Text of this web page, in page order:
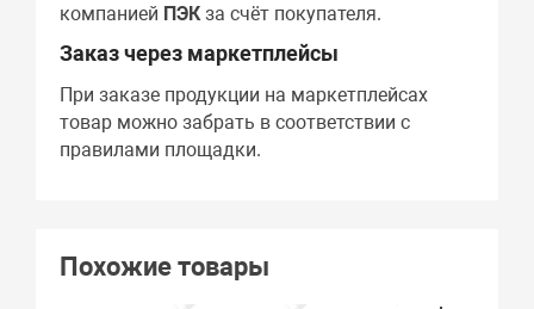
компанией ПЭКза счёт покупателя.
Заказ через маркетплейсы
При заказе продукции на маркетплейсах
товар можно забрать в соответствии с
правилами площадки.
Похожие товары